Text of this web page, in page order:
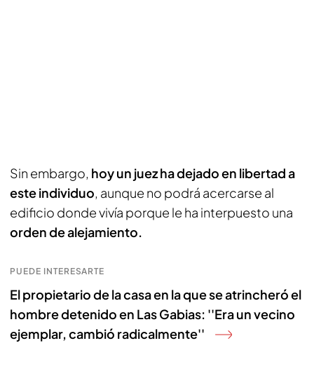
Sin embargo, hoy un juez ha dejado en libertad a
este individuo, aunque no podrá acercarse al
edificio donde vivía porque le ha interpuesto una
orden de alejamiento.
PUEDE INTERESARTE
El propietario de la casa en la que se atrincheró el
hombre detenido en Las Gabias: ''Era un vecino
ejemplar, cambió radicalmente''